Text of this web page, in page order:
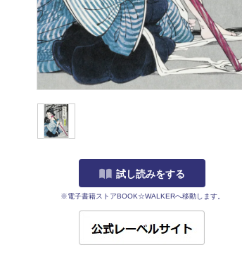
試し読みをする
※電子書籍ストアBOOK☆WALKERへ移動します。